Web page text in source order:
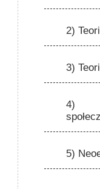
2)
3)
4)
5)